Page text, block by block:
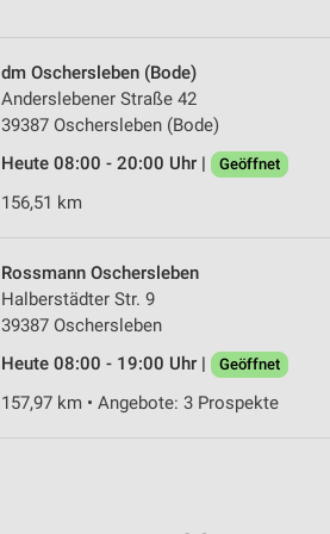
dm Oschersleben (Bode)
Anderslebener Straße 42
39387 Oschersleben (Bode)
Heute 08:00 - 20:00 Uhr |
Geöffnet
156,51 km
Rossmann Oschersleben
Halberstädter Str. 9
39387 Oschersleben
Heute 08:00 - 19:00 Uhr |
Geöffnet
157,97 km • Angebote: 3 Prospekte